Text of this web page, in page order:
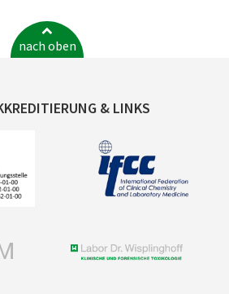
nach oben
& LINKS